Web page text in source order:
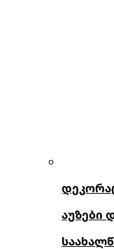
აუზები